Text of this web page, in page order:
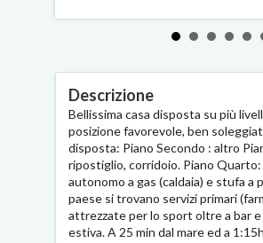
Descrizione
Bellissima casa disposta su più
posizione favorevole, ben
disposta: Piano Secondo : altro
ripostiglio, corridoio. Piano
autonomo a gas (caldaia) e stufa a
paese si trovano servizi primari
attrezzate per lo sport oltre a bar
estiva. A 25 min dal mare ed a